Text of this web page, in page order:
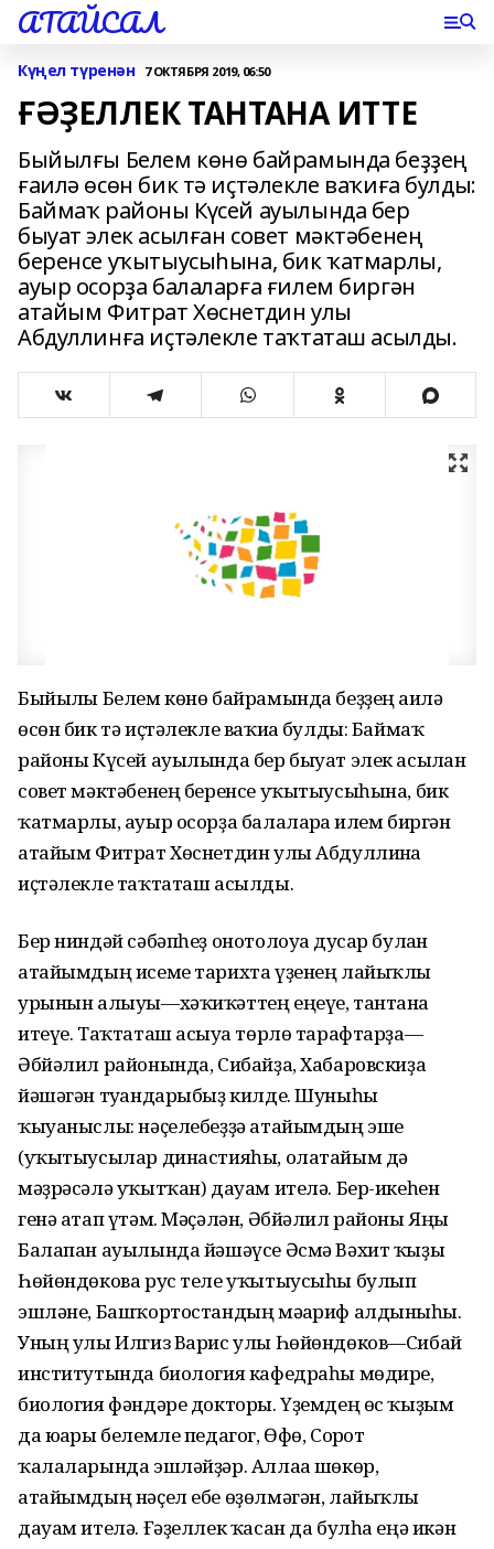
АТАЙСАЛ
Күңел түренән 7 ОКТЯБРЯ 2019, 06:50
ҒӘҘЕЛЛЕК ТАНТАНА ИТТЕ
Быйылғы Белем көнө байрамында беҙҙең
ғаилә өсөн бик тә иҫтәлекле ваҡиға булды:
Баймаҡ районы Күсей ауылында бер
быуат элек асылған совет мәктәбенең
беренсе уҡытыусыһына, бик ҡатмарлы,
ауыр осорҙа балаларға ғилем биргән
атайым Фитрат Хөснетдин улы
Абдуллинға иҫтәлекле таҡтаташ асылды.
Быйылғы Белем көнө байрамында беҙҙең ғаилә
өсөн бик тә иҫтәлекле ваҡиға булды: Баймаҡ
районы Күсей ауылында бер быуат элек асылған
совет мәктәбенең беренсе уҡытыусыһына, бик
ҡатмарлы, ауыр осорҙа балаларға ғилем биргән
атайым Фитрат Хөснетдин улы Абдуллинға
иҫтәлекле таҡтаташ асылды.
Бер ниндәй сәбәпһеҙ онотолоуға дусар булған
атайымдың исеме тарихта үҙенең лайыҡлы
урынын алыуы—хәҡиҡәттең еңеүе, тантана
итеүе. Таҡтаташ асыуға төрлө тарафтарҙа—
Әбйәлил районында, Сибайҙа, Хабаровскиҙа
йәшәгән туғандарыбыҙ килде. Шуныһы
ҡыуаныслы: нәҫелебеҙҙә атайымдың эше
(уҡытыусылар династияһы, олатайым дә
мәҙрәсәлә уҡытҡан) дауам ителә. Бер-икеһен
генә атап үтәм. Мәҫәлән, Әбйәлил районы Яңы
Балапан ауылында йәшәүсе Әсмә Вәхит ҡыҙы
Һөйөндөкова рус теле уҡытыусыһы булып
эшләне, Башҡортостандың мәғариф алдынғыһы.
Уның улы Илгиз Варис улы Һөйөндөков—Сибай
институтында биология кафедраһы мөдире,
биология фәндәре докторы. Үҙемдең өс ҡыҙым
да юғары белемле педагог, Өфө, Сорғот
ҡалаларында эшләйҙәр. Аллаға шөкөр,
атайымдың нәҫел ебе өҙөлмәгән, лайыҡлы
дауам ителә. Ғәҙеллек ҡасан да булһа еңә икән